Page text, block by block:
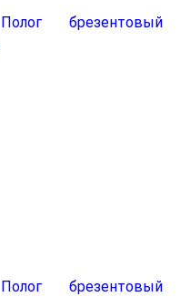
Полог брезентовый
Полог брезентовый